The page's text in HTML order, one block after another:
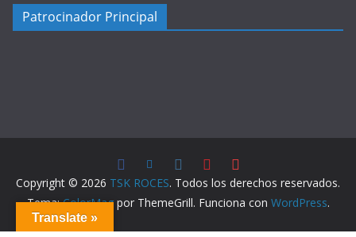
Patrocinador Principal
Copyright © 2026 TSK ROCES. Todos los derechos reservados.
Tema:ColorMagpor ThemeGrill. Funciona con WordPress.
Translate »